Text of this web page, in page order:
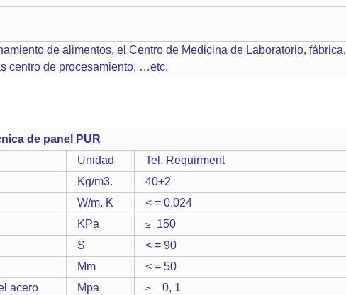
de alimentos, el Centro de Medicina de Laboratorio, fábrica,
centro de procesamiento, …etc.
de panel PUR
Unidad
Tel. Requirment
Kg/m3.
40±2
W/m. K
< = 0.024
KPa ≥ 150
S
< = 90
Mm
< = 50
acero Mpa ≥ 0, 1